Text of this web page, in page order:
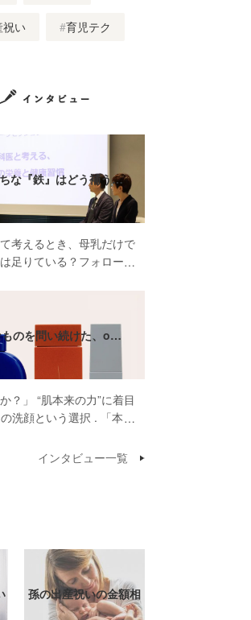
祝い 育児テク
な『鉄』はどう補う…
考えるとき、母乳だけで
足りている？フォローア
いのではないでしょう
ビーンスターク株式会
のを問い続けた、o…
？」 “肌本来の力”に着目
洗顔という選択 . 「本当
キンケアブランド
インタビュー一覧
孫の出産祝いの金額相
場って？出産祝い…